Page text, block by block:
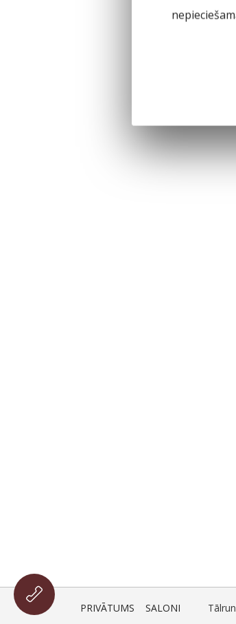
PRIVĀTUMS SALONI